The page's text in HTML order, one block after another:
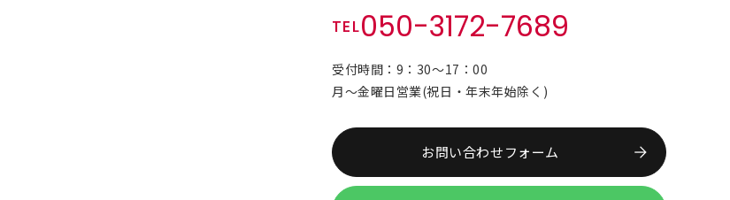
TEL050-3172-7689
受付時間：9：30～17：00
月～金曜日営業(祝日・年末年始除く)
お問い合わせフォーム